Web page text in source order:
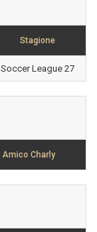
Stagione
Soccer League 27
Amico Charly